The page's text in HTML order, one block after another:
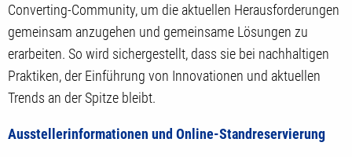
Converting-Community, um die aktuellen Herausforderungen
gemeinsam anzugehen und gemeinsame Lösungen zu
erarbeiten. So wird sichergestellt, dass sie bei nachhaltigen
Praktiken, der Einführung von Innovationen und aktuellen
Trends an der Spitze bleibt.
Ausstellerinformationen und Online-Standreservierung